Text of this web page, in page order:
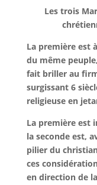
Les trois
La première est
du même
fait briller au
surgissant 6
religieuse en
La première est
la seconde est,
pilier du
ces
en direction de la